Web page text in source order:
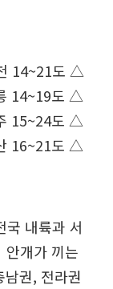
14~21도 △
14~19도 △
15~24도 △
16~21도 △
국 내륙과 서
안개가 끼는
남권, 전라권